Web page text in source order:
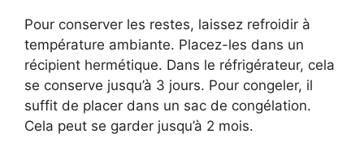
Pour conserver les restes, laissez refroidir à
température ambiante. Placez-les dans un
récipient hermétique. Dans le réfrigérateur, cela
se conserve jusqu’à 3 jours. Pour congeler, il
suffit de placer dans un sac de congélation.
Cela peut se garder jusqu’à 2 mois.